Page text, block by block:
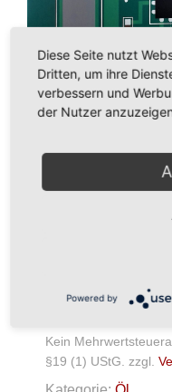
Menge
Kein
§19 (1) UStG. zzgl.
Diese Seite nutzt
Dritten, um ihre
verbessern und
der Nutzer
Powered by